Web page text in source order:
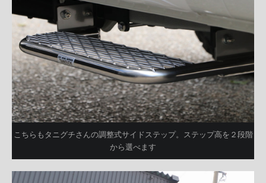
こちらもタニグチさんの調整式サイドステップ。ステップ高を２段階
から選べます